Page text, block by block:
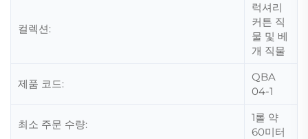
컬렉션:
럭셔리
커튼 직
물 및 베
개 직물
제품 코드:
QBA
04-1
최소 주문 수량:
1롤 약
60미터